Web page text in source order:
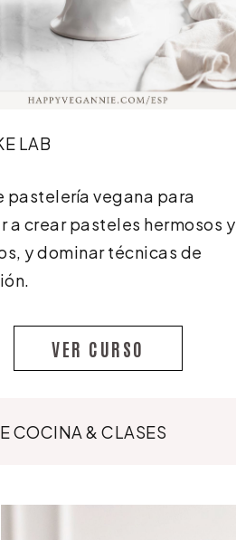
LAB
pastelería vegana para
a crear pasteles hermosos y
y dominar técnicas de
VER CURSO
COCINA & CLASES